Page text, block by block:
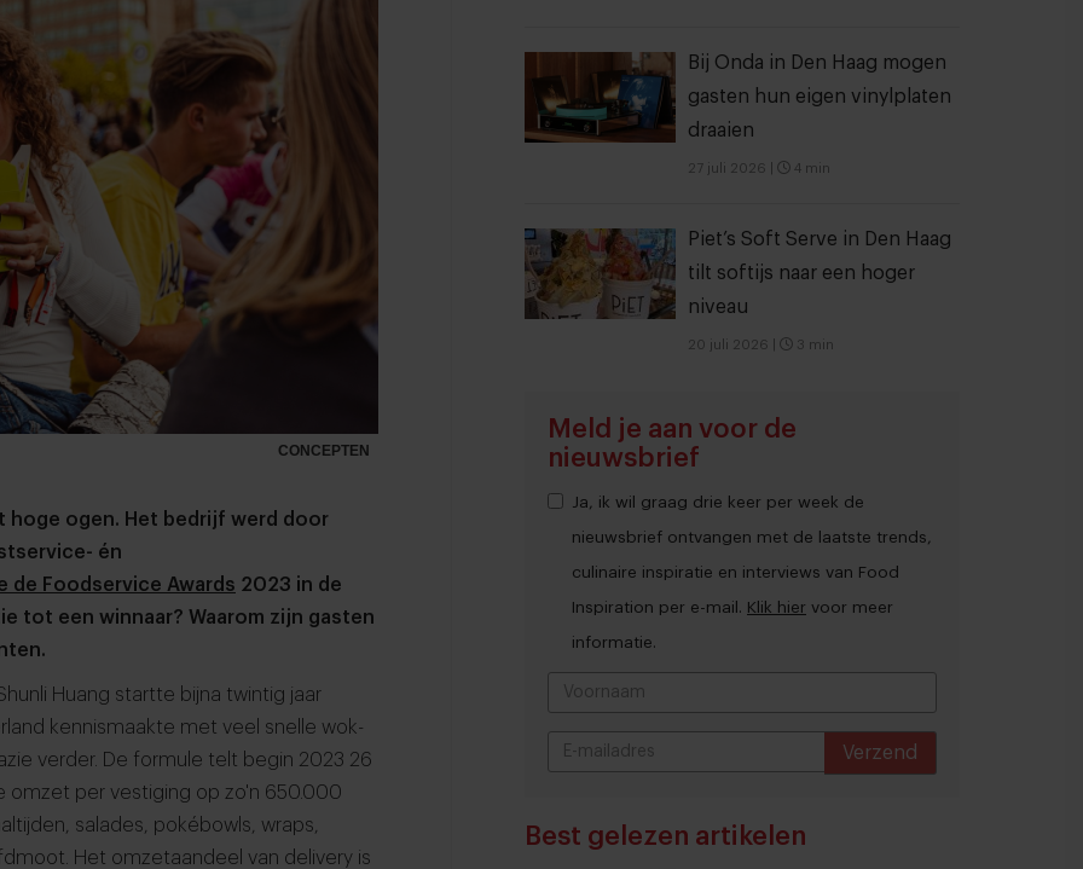
CONCEPTEN
ogen. Het bedrijf werd door
én
de Foodservice Awards 2023 in de
tot een winnaar? Waarom zijn gasten
Huang startte bijna twintig jaar
kennismaakte met veel snelle wok-
verder. De formule telt begin 2023 26
omzet per vestiging op zo'n 650.000
salades, pokébowls, wraps,
Het omzetaandeel van delivery is
Bij Onda in Den Haag mogen
gasten hun eigen vinylplaten
draaien
27 juli 2026 4 min
Piet’s Soft Serve in Den Haag
tilt softijs naar een hoger
niveau
20 juli 2026 3 min
Meld je aan voor de
nieuwsbrief
Ja, ik wil graag drie keer per week de
nieuwsbrief ontvangen met de laatste trends,
culinaire inspiratie en interviews van Food
Inspiration per e-mail. Klik hier voor meer
informatie.
Verzend
Best gelezen artikelen